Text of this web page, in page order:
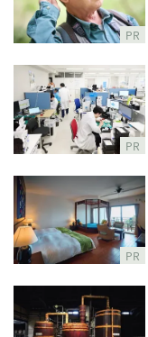
PR
PR
PR